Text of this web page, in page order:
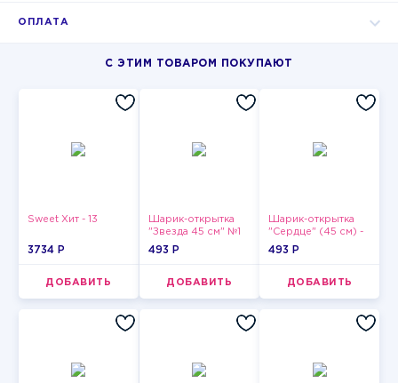
ОПЛАТА
С ЭТИМ ТОВАРОМ ПОКУПАЮТ
Sweet Хит - 13
3734 P
ДОБАВИТЬ
Шарик-открытка
"Звезда 45 см" №1
493 P
ДОБАВИТЬ
Шарик-открытка
"Сердце" (45 см) -
2
493 P
ДОБАВИТЬ